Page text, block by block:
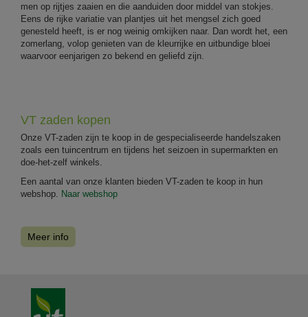
men op rijtjes zaaien en die aanduiden door middel van stokjes.
Eens de rijke variatie van plantjes uit het mengsel zich goed
genesteld heeft, is er nog weinig omkijken naar. Dan wordt het, een
zomerlang, volop genieten van de kleurrijke en uitbundige bloei
waarvoor eenjarigen zo bekend en geliefd zijn.
VT zaden kopen
Onze VT-zaden zijn te koop in de gespecialiseerde handelszaken
zoals een tuincentrum en tijdens het seizoen in supermarkten en
doe-het-zelf winkels.
Een aantal van onze klanten bieden VT-zaden te koop in hun
webshop. Naar webshop
Meer info